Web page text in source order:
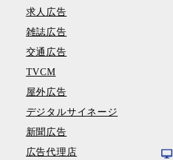
求人広告
雑誌広告
交通広告
TVCM
屋外広告
デジタルサイネージ
新聞広告
広告代理店